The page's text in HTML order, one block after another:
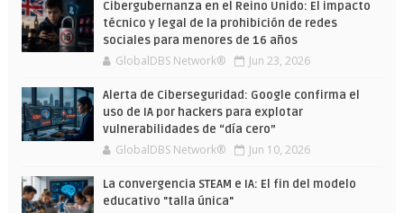
Cibergubernanza en el Reino Unido: El impacto
técnico y legal de la prohibición de redes
sociales para menores de 16 años
GlobalDBS Network® Jun 23, 2026
Alerta de Ciberseguridad: Google confirma el
uso de IA por hackers para explotar
vulnerabilidades de “día cero”
GlobalDBS Network® Jun 10, 2026
La convergencia STEAM e IA: El fin del modelo
educativo "talla única"